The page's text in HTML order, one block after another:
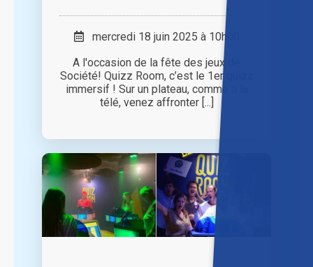
mercredi 18 juin 2025 à 10h00
A l'occasion de la fête des jeux de
Société! Quizz Room, c’est le 1er quizz
immersif ! Sur un plateau, comme à la
télé, venez affronter [...]